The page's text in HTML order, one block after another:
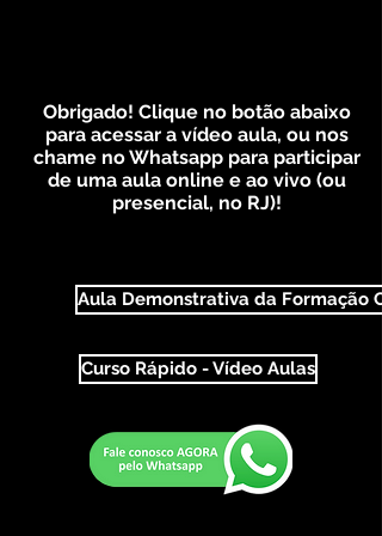
Obrigado! Clique no botão abaixo
para acessar a vídeo aula, ou nos
chame no Whatsapp para participar
de uma aula online e ao vivo (ou
presencial, no RJ)!
Aula Demonstrativa da Formação
Curso Rápido - Vídeo Aulas